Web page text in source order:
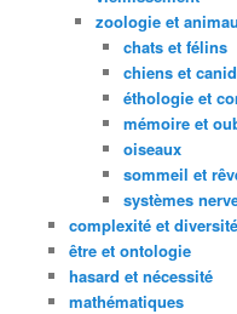
zoologie et
chats et félins
chiens et
éthologie et
mémoire et
oiseaux
sommeil et
systèmes
complexité et diversité
être et ontologie
hasard et nécessité
mathématiques